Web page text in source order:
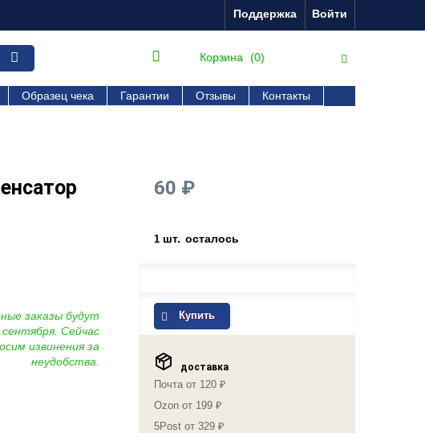
Войти
Поддержка
Корзина (0)
Образец чека Гарантии Отзывы Контакты
заказы будут
Сейчас
извинения за
неудобства.
60 ₽
1 шт. осталось
Купить
доставка
Почта от 120 ₽
Ozon от 199 ₽
5Post от 329 ₽